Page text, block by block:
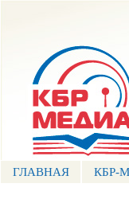
ГЛАВНАЯ КБР-